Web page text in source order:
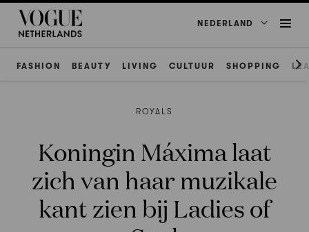
NEDERLAND
FASHION BEAUTY LIVING CULTUUR SHOPPING
ROYALS
Koningin Máxima laat
zich van haar muzikale
kant zien bij Ladies of